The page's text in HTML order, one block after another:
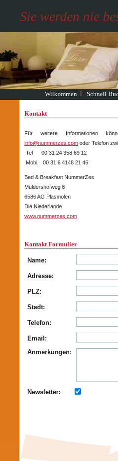
Sie werden nie
Wilkommen Schnell
Kontakt
Für weitere Informationen
info@nummerzes.com oder Telefon
Tel 00 31 24 358 69 12
Mobi. 00 31 6 4148 21 46
Bed & Breakfast NummerZes
Muldershofweg 6
6586 AG Plasmolen
Die Niederlande
www.nummerzes.com
Kontakt Formulier
Name:
Adresse:
PLZ:
Stadt:
Telefon:
Email:
Anmerkungen:
Newsletter: